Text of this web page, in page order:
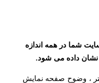
شما در همه اندازه
داده می شود.
، وضوح صفحه نمایش